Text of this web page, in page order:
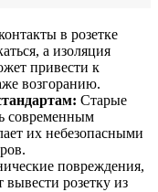
в розетке
а изоляция
привести к
возгоранию.
Старые
современным
их небезопасными
повреждения,
розетку из